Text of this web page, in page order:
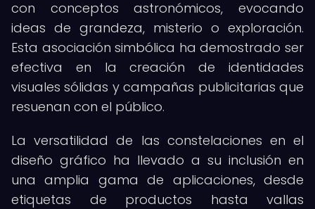
con conceptos astronómicos, evocando
ideas de grandeza, misterio o exploración.
Esta asociación simbólica ha demostrado ser
efectiva en la creación de identidades
visuales sólidas y campañas publicitarias que
resuenan con el público.
La versatilidad de las constelaciones en el
diseño gráfico ha llevado a su inclusión en
una amplia gama de aplicaciones, desde
etiquetas de productos hasta vallas